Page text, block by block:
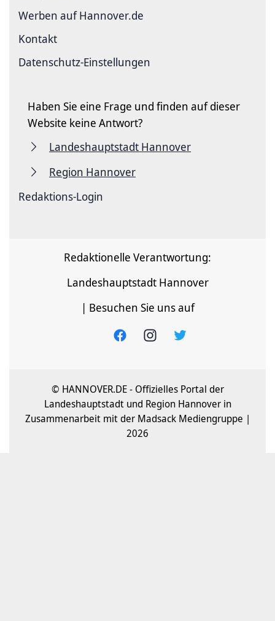
Werben auf Hannover.de
Kontakt
Datenschutz-Einstellungen
Haben Sie eine Frage und finden auf dieser
Website keine Antwort?
Landeshauptstadt Hannover
Region Hannover
Redaktions-Login
Redaktionelle Verantwortung:
Landeshauptstadt Hannover
| Besuchen Sie uns auf
© HANNOVER.DE - Offizielles Portal der
Landeshauptstadt und Region Hannover in
Zusammenarbeit mit der Madsack Mediengruppe |
2026